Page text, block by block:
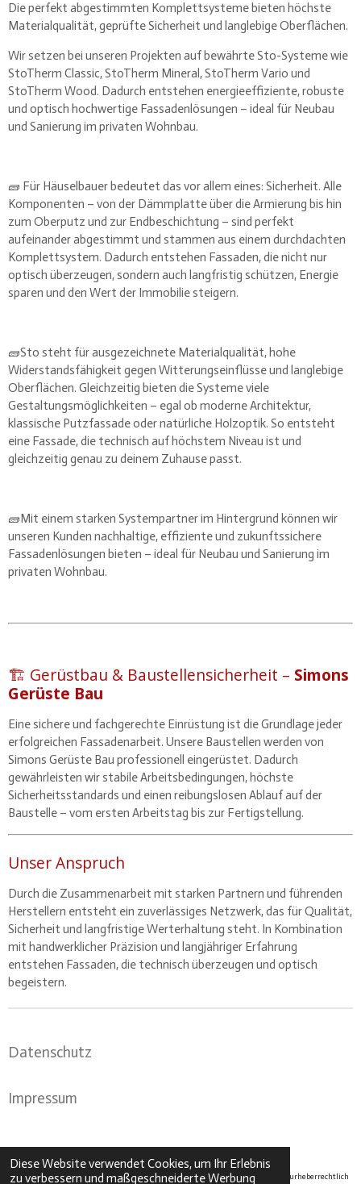
Diese Website verwendet Cookies, um Ihr Erlebnis
zu verbessern und maßgeschneiderte Werbung
Die perfekt abgestimmten Komplettsysteme bieten höchste
Materialqualität, geprüfte Sicherheit und langlebige Oberflächen.
Wir setzen bei unseren Projekten auf bewährte Sto-Systeme wie
StoTherm Classic, StoTherm Mineral, StoTherm Vario und
StoTherm Wood. Dadurch entstehen energieeffiziente, robuste
und optisch hochwertige Fassadenlösungen – ideal für Neubau
und Sanierung im privaten Wohnbau.
🧱 Für Häuselbauer bedeutet das vor allem eines: Sicherheit. Alle
Komponenten – von der Dämmplatte über die Armierung bis hin
zum Oberputz und zur Endbeschichtung – sind perfekt
aufeinander abgestimmt und stammen aus einem durchdachten
Komplettsystem. Dadurch entstehen Fassaden, die nicht nur
optisch überzeugen, sondern auch langfristig schützen, Energie
sparen und den Wert der Immobilie steigern.
🧱Sto steht für ausgezeichnete Materialqualität, hohe
Widerstandsfähigkeit gegen Witterungseinflüsse und langlebige
Oberflächen. Gleichzeitig bieten die Systeme viele
Gestaltungsmöglichkeiten – egal ob moderne Architektur,
klassische Putzfassade oder natürliche Holzoptik. So entsteht
eine Fassade, die technisch auf höchstem Niveau ist und
gleichzeitig genau zu deinem Zuhause passt.
🧱Mit einem starken Systempartner im Hintergrund können wir
unseren Kunden nachhaltige, effiziente und zukunftssichere
Fassadenlösungen bieten – ideal für Neubau und Sanierung im
privaten Wohnbau.
🏗️ Gerüstbau & Baustellensicherheit – Simons
Gerüste Bau
Eine sichere und fachgerechte Einrüstung ist die Grundlage jeder
erfolgreichen Fassadenarbeit. Unsere Baustellen werden von
Simons Gerüste Bau professionell eingerüstet. Dadurch
gewährleisten wir stabile Arbeitsbedingungen, höchste
Sicherheitsstandards und einen reibungslosen Ablauf auf der
Baustelle – vom ersten Arbeitstag bis zur Fertigstellung.
Unser Anspruch
Durch die Zusammenarbeit mit starken Partnern und führenden
Herstellern entsteht ein zuverlässiges Netzwerk, das für Qualität,
Sicherheit und langfristige Werterhaltung steht. In Kombination
mit handwerklicher Präzision und langjähriger Erfahrung
entstehen Fassaden, die technisch überzeugen und optisch
begeistern.
Datenschutz
Impressum
Urheberrecht 2025 – Alle Rechte vorbehalten
Die Inhalte dieser Webseite, darunter Texte, Bilder, Grafiken und Designs, sind urheberrechtlich